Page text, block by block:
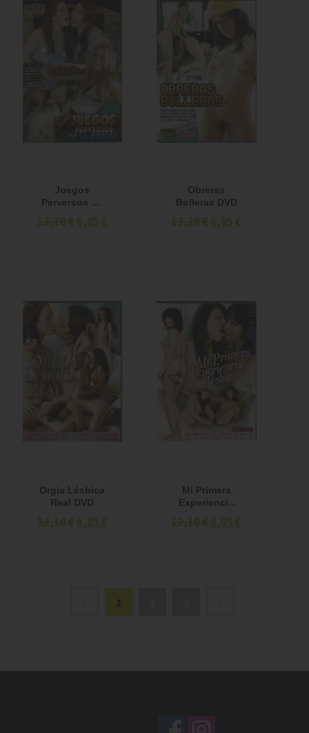
Juegos
Perversos en
12,10 € 6,05 €
Obreras
Bolleras DVD
12,10 €6,05 €
Orgia Lésbica
Real DVD
12,10 € 6,05 €
Mi Primera
Experiencia
Lésbica DVD
12,10 €6,05 €